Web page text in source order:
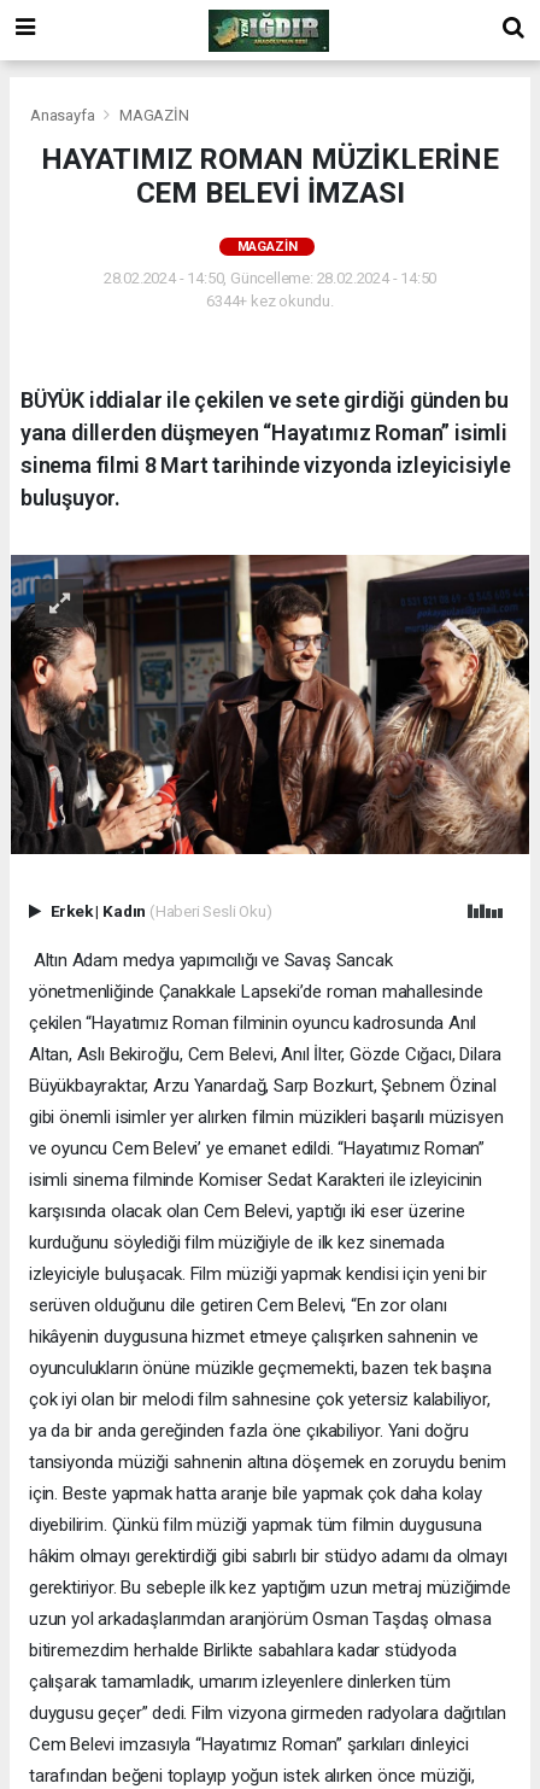
Anasayfa MAGAZİN
HAYATIMIZ ROMAN MÜZİKLERİNE
CEM BELEVİ İMZASI
MAGAZİN
28.02.2024 - 14:50, Güncelleme: 28.02.2024 - 14:50
6344+ kez okundu.
BÜYÜK iddialar ile çekilen ve sete girdiği günden bu
yana dillerden düşmeyen “Hayatımız Roman” isimli
sinema filmi 8 Mart tarihinde vizyonda izleyicisiyle
buluşuyor.
Erkek| Kadın (Haberi Sesli Oku)
Altın Adam medya yapımcılığı ve Savaş Sancak
yönetmenliğinde Çanakkale Lapseki’de roman mahallesinde
çekilen “Hayatımız Roman filminin oyuncu kadrosunda Anıl
Altan, Aslı Bekiroğlu, Cem Belevi, Anıl İlter, Gözde Cığacı, Dilara
Büyükbayraktar, Arzu Yanardağ, Sarp Bozkurt, Şebnem Özinal
gibi önemli isimler yer alırken filmin müzikleri başarılı müzisyen
ve oyuncu Cem Belevi’ ye emanet edildi. “Hayatımız Roman”
isimli sinema filminde Komiser Sedat Karakteri ile izleyicinin
karşısında olacak olan Cem Belevi, yaptığı iki eser üzerine
kurduğunu söylediği film müziğiyle de ilk kez sinemada
izleyiciyle buluşacak. Film müziği yapmak kendisi için yeni bir
serüven olduğunu dile getiren Cem Belevi, “En zor olanı
hikâyenin duygusuna hizmet etmeye çalışırken sahnenin ve
oyunculukların önüne müzikle geçmemekti, bazen tek başına
çok iyi olan bir melodi film sahnesine çok yetersiz kalabiliyor,
ya da bir anda gereğinden fazla öne çıkabiliyor. Yani doğru
tansiyonda müziği sahnenin altına döşemek en zoruydu benim
için. Beste yapmak hatta aranje bile yapmak çok daha kolay
diyebilirim. Çünkü film müziği yapmak tüm filmin duygusuna
hâkim olmayı gerektirdiği gibi sabırlı bir stüdyo adamı da olmayı
gerektiriyor. Bu sebeple ilk kez yaptığım uzun metraj müziğimde
uzun yol arkadaşlarımdan aranjörüm Osman Taşdaş olmasa
bitiremezdim herhalde Birlikte sabahlara kadar stüdyoda
çalışarak tamamladık, umarım izleyenlere dinlerken tüm
duygusu geçer” dedi. Film vizyona girmeden radyolara dağıtılan
Cem Belevi imzasıyla “Hayatımız Roman” şarkıları dinleyici
tarafından beğeni toplayıp yoğun istek alırken önce müziği,